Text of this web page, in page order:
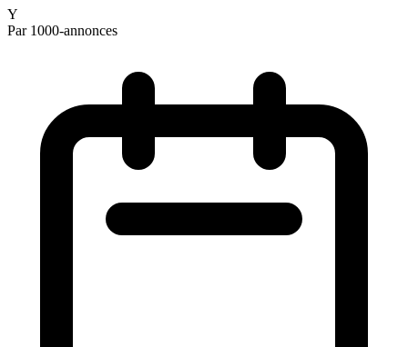
Y
Par 1000-annonces